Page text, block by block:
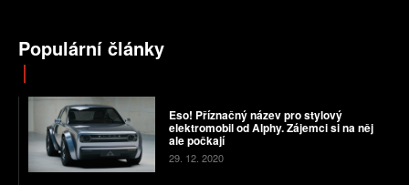
Populární články
Eso! Příznačný název pro stylový
elektromobil od Alphy. Zájemci si na něj
ale počkají
29. 12. 2020